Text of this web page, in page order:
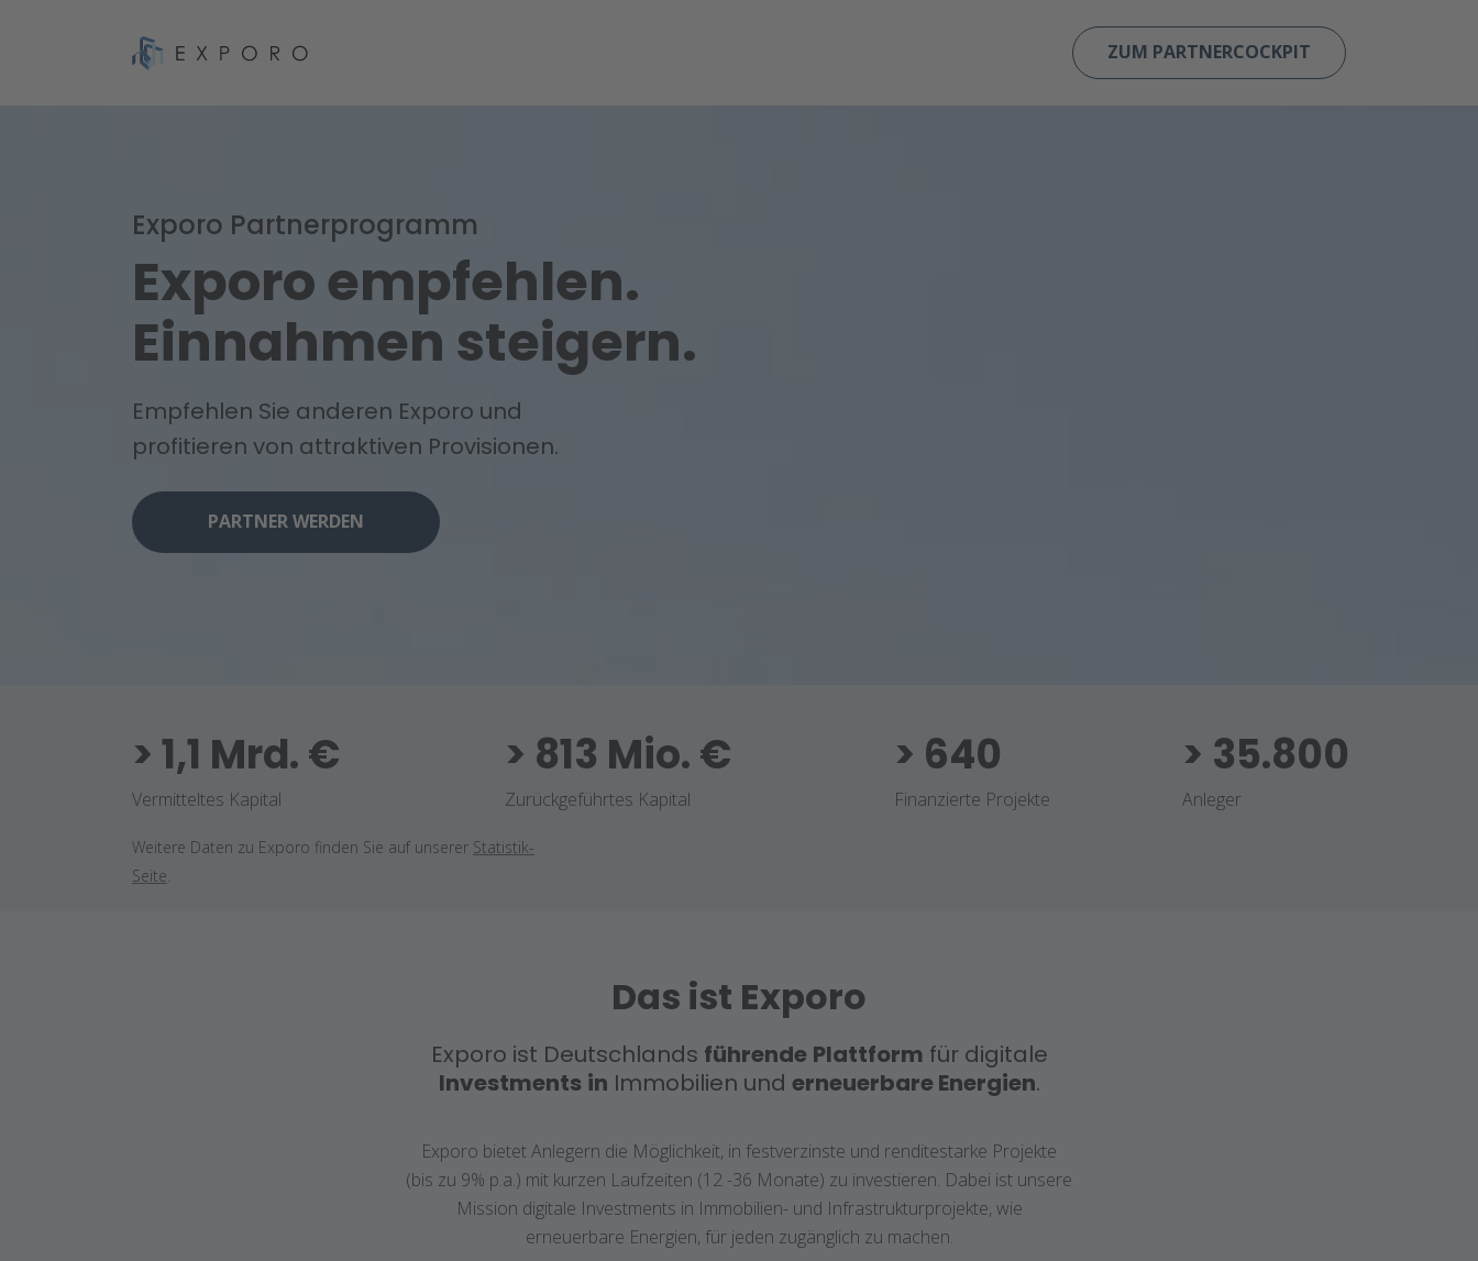
PARTNER WERDEN
ZUM PARTNERCOCKPIT
Exporo Partnerprogramm
Weitere Daten zu Exporo finden Sie auf unserer Statistik-
Seite
> 1,1 Mrd. €
Vermitteltes Kapital
> 813 Mio. €
Zurückgeführtes Kapital
> 640
Finanzierte Projekte
> 35.800
Anleger
Exporo empfehlen.
Einnahmen steigern.
Empfehlen Sie anderen Exporo und
profitieren von attraktiven Provisionen.
Das ist Exporo
Exporo ist Deutschlands führende Plattform für digitale
Investments in Immobilien und erneuerbare Energien.
Exporo bietet Anlegern die Möglichkeit, in festverzinste und renditestarke Projekte
(bis zu 9% p.a.) mit kurzen Laufzeiten (12 -36 Monate) zu investieren. Dabei ist unsere
Mission digitale Investments in Immobilien- und Infrastrukturprojekte, wie
erneuerbare Energien, für jeden zugänglich zu machen.